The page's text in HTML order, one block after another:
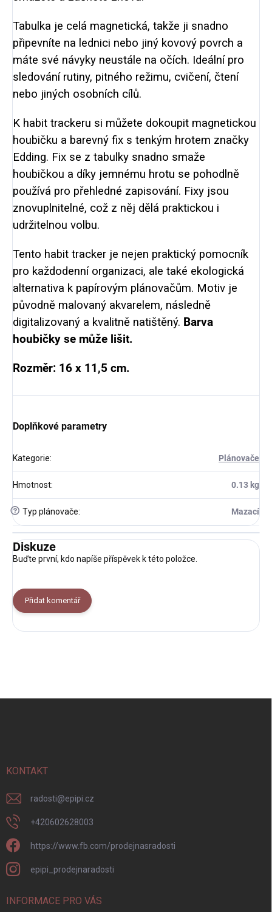
Tabulka je celá magnetická, takže ji snadno
připevníte na lednici nebo jiný kovový povrch a
máte své návyky neustále na očích. Ideální pro
sledování rutiny, pitného režimu, cvičení, čtení
nebo jiných osobních cílů.
K habit trackeru si můžete dokoupit magnetickou
houbičku a barevný fix s tenkým hrotem značky
Edding. Fix se z tabulky snadno smaže
houbičkou a díky jemnému hrotu se pohodlně
používá pro přehledné zapisování. Fixy jsou
znovuplnitelné, což z něj dělá praktickou i
udržitelnou volbu.
Tento habit tracker je nejen praktický pomocník
pro každodenní organizaci, ale také ekologická
alternativa k papírovým plánovačům. Motiv je
původně malovaný akvarelem, následně
digitalizovaný a kvalitně natištěný. Barva
houbičky se může lišit.
Rozměr: 16 x 11,5 cm.
Doplňkové parametry
Kategorie: Plánovače
Hmotnost: 0.13 kg
? Typ plánovače: Mazací
Diskuze
Buďte první, kdo napíše příspěvek k této položce.
Přidat komentář
KONTAKT
radosti@epipi.cz
+420602628003
https://www.fb.com/prodejnasradosti
epipi_prodejnaradosti
INFORMACE PRO VÁS